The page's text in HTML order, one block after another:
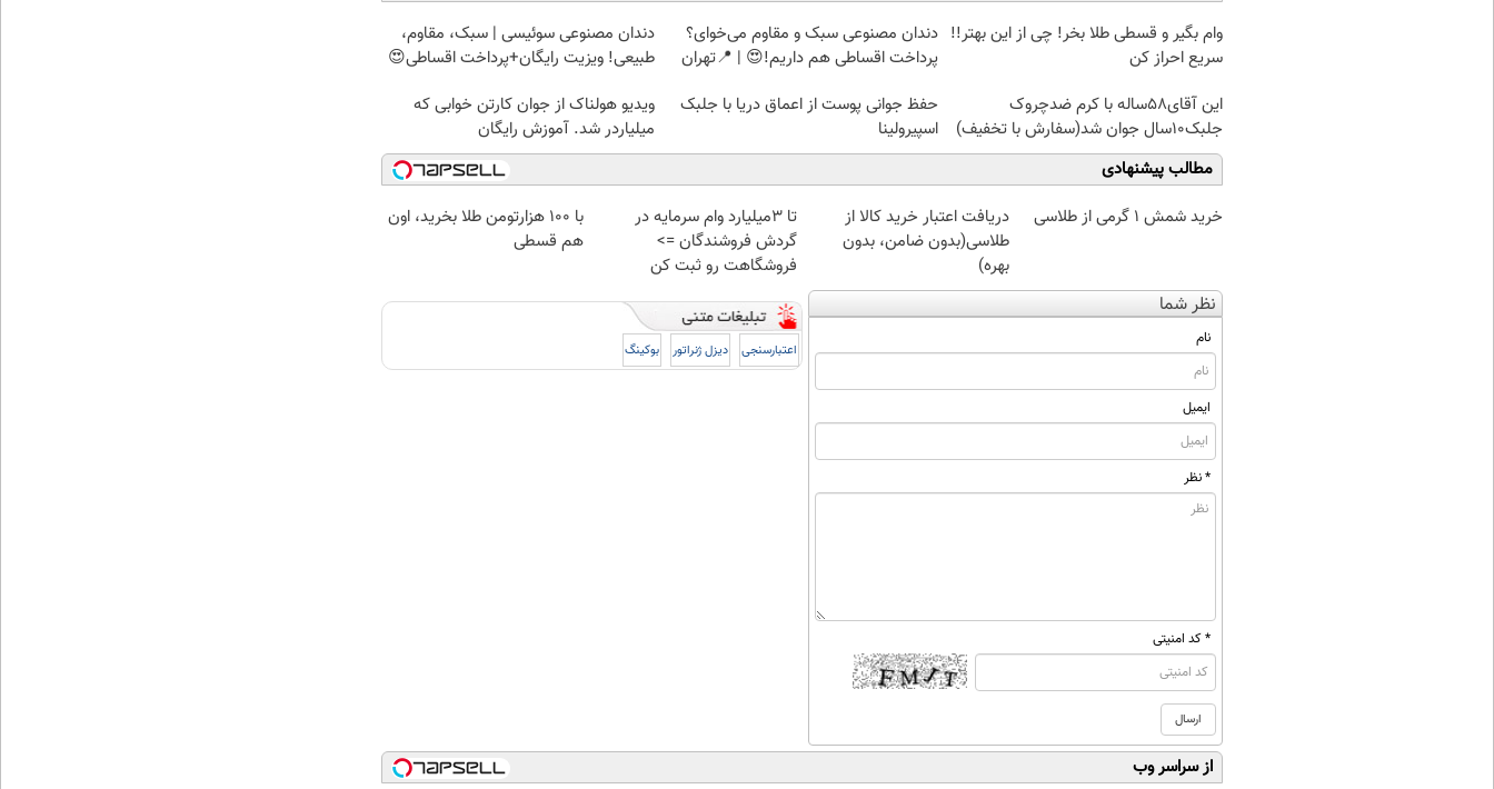
وام بگیر و قسطی طلا بخر! چی از این بهتر!!
سریع احراز کن
دندان مصنوعی سبک و مقاوم می‌خوای؟
پرداخت اقساطی هم داریم!😍 | 📍تهران
دندان مصنوعی سوئیسی | سبک، مقاوم،
طبیعی! ویزیت رایگان+پرداخت اقساطی😍
این آقای58ساله با کرم ضدچروک
جلبک10سال جوان شد(سفارش با تخفیف)
حفظ جوانی پوست از اعماق دریا با جلبک
اسپیرولینا
ویدیو هولناک از جوان کارتن خوابی که
میلیاردر شد. آموزش رایگان
مطالب پیشنهادی
خرید شمش 1 گرمی از طلاسی
دریافت اعتبار خرید کالا از
طلاسی(بدون ضامن، بدون
بهره)
تا 3میلیارد وام سرمایه در
گردش فروشندگان =>
فروشگاهت رو ثبت کن
با ۱۰۰ هزارتومن طلا بخرید، اون
هم قسطی
نظر شما
نام
ایمیل
* نظر
* کد امنیتی
اعتبارسنجی دیزل ژنراتور بوکینگ
از سراسر وب